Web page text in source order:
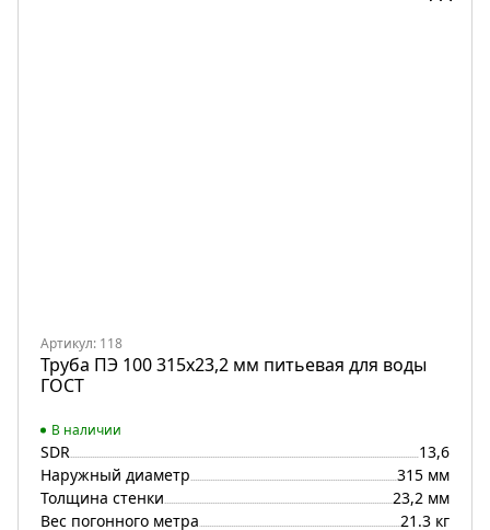
Артикул: 118
Труба ПЭ 100 315х23,2 мм питьевая для воды
ГОСТ
В наличии
SDR
13,6
Наружный диаметр
315 мм
Толщина стенки
23,2 мм
Вес погонного метра
21.3 кг